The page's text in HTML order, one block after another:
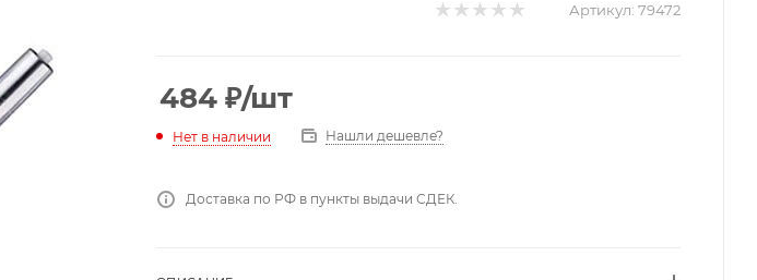
Артикул: 79472
484 ₽/шт
Нет в наличии Нашли дешевле?
Доставка по РФ в пункты выдачи СДЕК.